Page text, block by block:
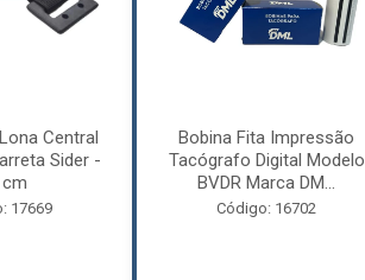
Central
Sider -
17669
Bobina Fita Impressão
Tacógrafo Digital Modelo
BVDR Marca DM...
Código: 16702